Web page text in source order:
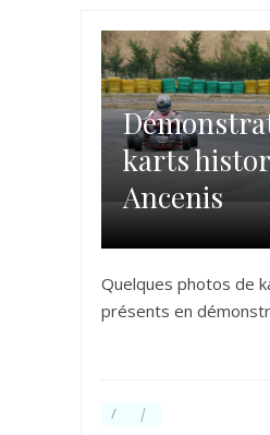
karts
Ancenis
Quelques photos de
présents en